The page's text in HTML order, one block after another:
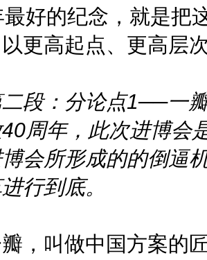
好的纪念，就是把
更高起点、更高层
二段：分论点1──一
周年，此次进博会
会所形成的的倒逼
行到底。
叫做中国方案的匠